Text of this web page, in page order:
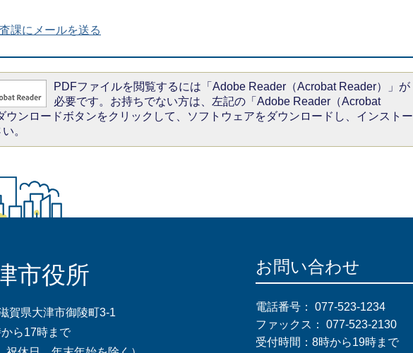
課にメールを送る
PDFファイルを閲覧するには「Adobe Reader（Acrobat Reader）」が
必要です。お持ちでない方は、左記の「Adobe Reader（Acrobat
ウンロードボタンをクリックして、ソフトウェアをダウンロードし、インストー
。
市役所
賀県大津市御陵町3-1
ら17時まで
お問い合わせ
電話番号： 077-523-1234
ファックス： 077-523-2130
受付時間：8時から19時まで